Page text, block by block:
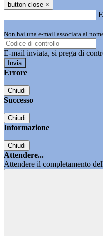
button close ×
Non hai una e-mail associata al
E-mail inviata, si prega di
Errore
Chiudi
Successo
Chiudi
Informazione
Chiudi
Attendere...
Attendere il completamento